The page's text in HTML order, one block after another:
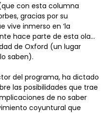
con esta columna
gracias por su
vive inmerso en ‘la
hace parte de esta ola…
de Oxford (un lugar
saben).
del programa, ha dictado
las posibilidades que trae
de no saber
coyuntural que